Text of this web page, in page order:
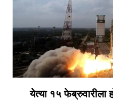
येत्या १५ फेब्रुवारीला